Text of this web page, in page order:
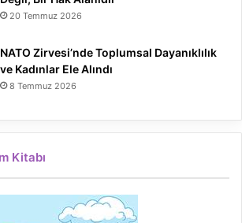
20 Temmuz 2026
NATO Zirvesi’nde Toplumsal Dayanıklılık
ve Kadınlar Ele Alındı
8 Temmuz 2026
Kitabı